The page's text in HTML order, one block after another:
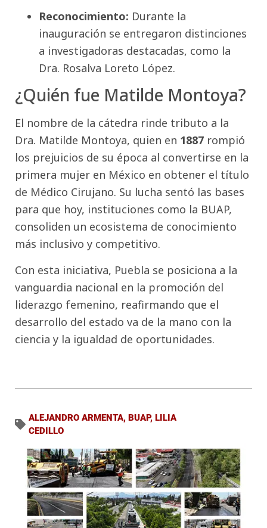
Reconocimiento: Durante la
inauguración se entregaron distinciones
a investigadoras destacadas, como la
Dra. Rosalva Loreto López.
¿Quién fue Matilde Montoya?
El nombre de la cátedra rinde tributo a la
Dra. Matilde Montoya, quien en 1887 rompió
los prejuicios de su época al convertirse en la
primera mujer en México en obtener el título
de Médico Cirujano. Su lucha sentó las bases
para que hoy, instituciones como la BUAP,
consoliden un ecosistema de conocimiento
más inclusivo y competitivo.
Con esta iniciativa, Puebla se posiciona a la
vanguardia nacional en la promoción del
liderazgo femenino, reafirmando que el
desarrollo del estado va de la mano con la
ciencia y la igualdad de oportunidades.
ALEJANDRO ARMENTA, BUAP, LILIA
CEDILLO